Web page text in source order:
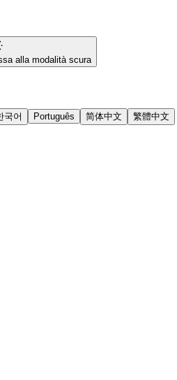
alla modalità scura
국어 Português 简体中文 繁體中文